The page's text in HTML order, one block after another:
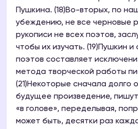
Пушкина. (18)Во-вторых, по
убеждению, не все черновые
рукописи не всех поэтов,
чтобы их изучать. (19)Пушкин
поэтов составляет
метода творческой работы
(21)Некоторые сначала долго
будущее произведение, пишут
«в голове», переделывая,
может быть, десятки раз